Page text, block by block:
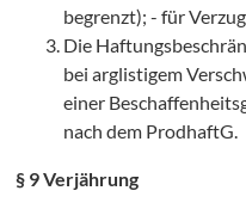
begrenzt); - für
Die
bei arglistigem
einer
nach dem ProdhaftG.
§ 9 Verjährung